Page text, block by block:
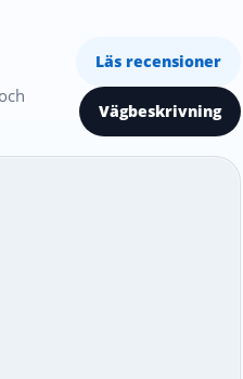
Läs recensioner
Vägbeskrivning